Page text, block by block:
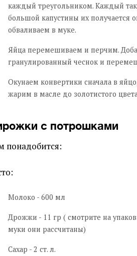
каждый треугольником. Каждый
большой капустины их получается
обваливаем в муке.
Яйца перемешиваем и перчим.
гранулированный чеснок и
Окунаем конвертики сначала в
жарим в масле до золотистого
с потрошками
понадобится:
Молоко - 600 мл
Дрожжи - 11 гр ( смотрите на
муки они рассчитаны)
Сахар - 2 ст. л.